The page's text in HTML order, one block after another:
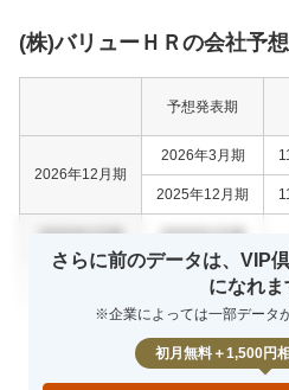
(株)バリューＨＲの会社予
予想発表期
2026年12月期
2026年3月期
2025年12月期
0000年0月期 0000年0月期
0000年0月期
0000年0月期 0000年0月期
さらに前のデータは、VIP
になれま
※企業によっては一部データ
初月無料＋1,500円